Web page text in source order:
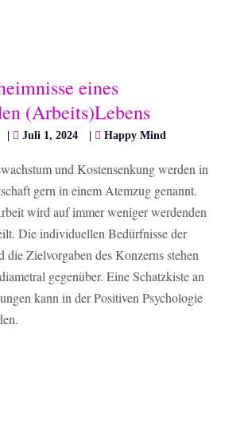
eines
(Arbeits)Lebens
Juli 1, 2024 Happy Mind
und Kostensenkung werden in
gern in einem Atemzug genannt.
wird auf immer weniger werdenden
Die individuellen Bedürfnisse der
die Zielvorgaben des Konzerns stehen
gegenüber. Eine Schatzkiste an
kann in der Positiven Psychologie